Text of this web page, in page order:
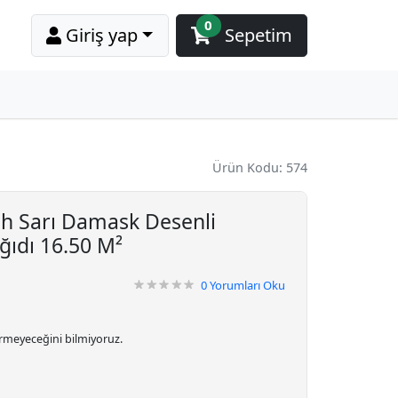
Giriş yap Sepetim
0
Ürün Kodu: 574
Sarı Damask Desenli
16.50 M²
0Yorumları Oku
bilmiyoruz.